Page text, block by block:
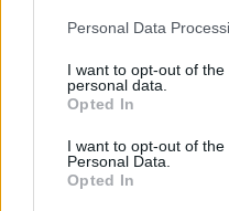
Please note that this
not limited to your visit or
grant or deny consent to
use your data for below
consent section.
Personal Data
I want to opt-out of
personal data.
Opted In
I want to opt-out of the
Personal Data.
Opted In